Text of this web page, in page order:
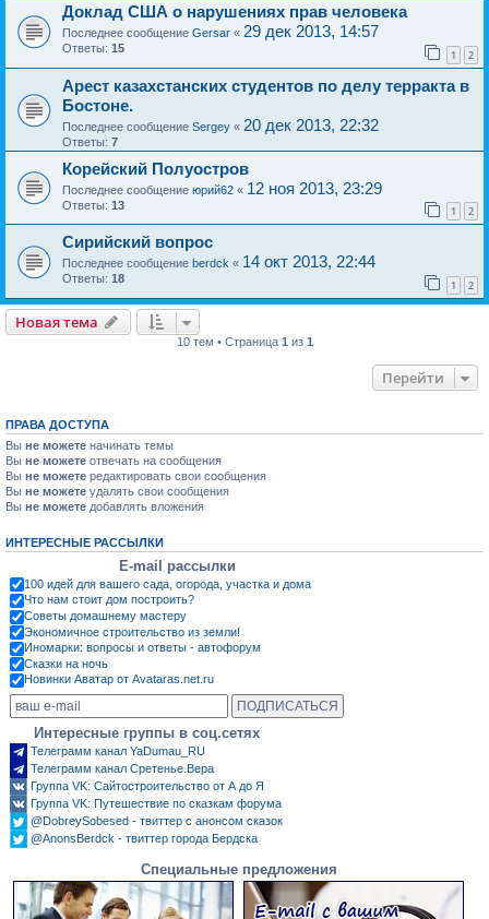
Доклад США о нарушениях прав человека
Последнее сообщение Gersar « 29 дек 2013, 14:57
Ответы: 15 1 2
Арест казахстанских студентов по делу терракта в
Бостоне.
Последнее сообщение Sergey « 20 дек 2013, 22:32
Ответы: 7
Корейский Полуостров
Последнее сообщение юрий62 « 12 ноя 2013, 23:29
Ответы: 13 1 2
Сирийский вопрос
Последнее сообщение berdck « 14 окт 2013, 22:44
Ответы: 18 1 2
Новая тема
10 тем • Страница 1 из 1
Перейти
ПРАВА ДОСТУПА
Вы не можете начинать темы
Вы не можете отвечать на сообщения
Вы не можете редактировать свои сообщения
Вы не можете удалять свои сообщения
Вы не можете добавлять вложения
ИНТЕРЕСНЫЕ РАССЫЛКИ
E-mail рассылки
100 идей для вашего сада, огорода, участка и дома
Что нам стоит дом построить?
Советы домашнему мастеру
Экономичное строительство из земли!
Иномарки: вопросы и ответы - автофорум
Сказки на ночь
Новинки Аватар от Avataras.net.ru
Интересные группы в соц.сетях
Телеграмм канал YaDumau_RU
Телеграмм канал Сретенье.Вера
Группа VK: Сайтостроительство от А до Я
Группа VK: Путешествие по сказкам форума
@DobreySobesed - твиттер с анонсом сказок
@AnonsBerdck - твиттер города Бердска
Специальные предложения